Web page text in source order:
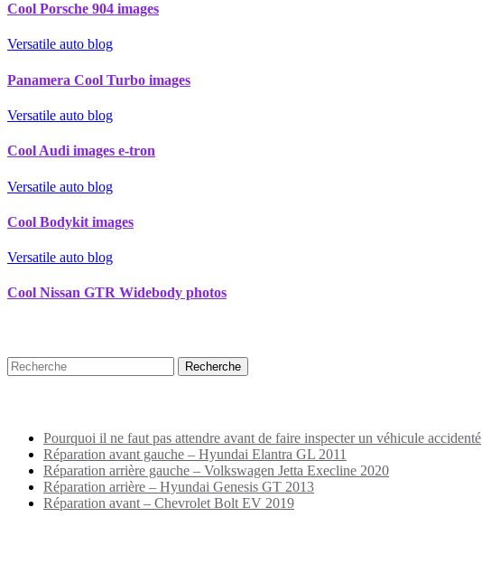
Cool Porsche 904 images
Versatile auto blog
Panamera Cool Turbo images
Versatile auto blog
Cool Audi images e-tron
Versatile auto blog
Cool Bodykit images
Versatile auto blog
Cool Nissan GTR Widebody photos
Pourquoi il ne faut pas attendre avant de faire inspecter un véhicule accidenté
Réparation avant gauche – Hyundai Elantra GL 2011
Réparation arrière gauche – Volkswagen Jetta Execline 2020
Réparation arrière – Hyundai Genesis GT 2013
Réparation avant – Chevrolet Bolt EV 2019